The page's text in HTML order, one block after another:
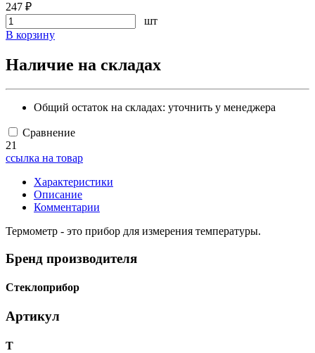
247 ₽
шт
В корзину
Наличие на складах
Общий остаток на складах: уточнить у менеджера
Сравнение
21
ссылка на товар
Характеристики
Описание
Комментарии
Термометр - это прибор для измерения температуры.
Бренд производителя
Стеклоприбор
Артикул
Т